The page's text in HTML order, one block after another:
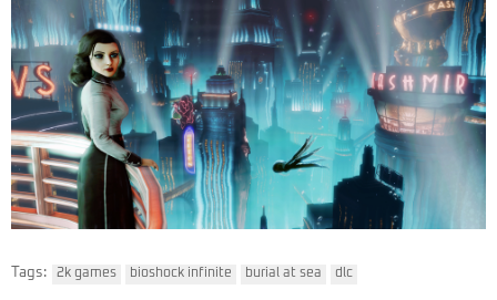
Tags: 2k games bioshock infinite burial at sea dlc